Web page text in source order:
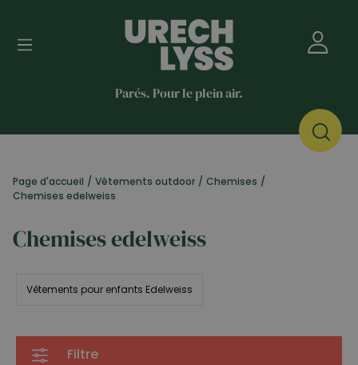
Parés. Pour le plein air.
Page d'accueil / Vêtements outdoor / Chemises /
Chemises edelweiss
Chemises edelweiss
Vêtements pour enfants Edelweiss
Filtre